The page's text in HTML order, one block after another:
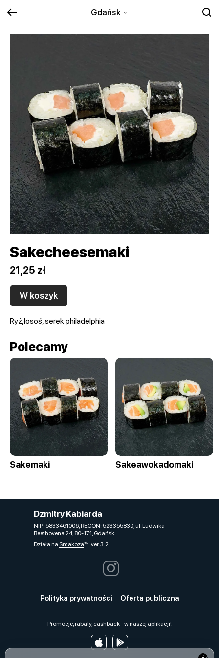
Gdańsk
Sakecheesemaki
21,25 zł
W koszyk
Ryż,łosoś, serek philadelphia
Polecamy
Sakemaki Sakeawokadomaki
Dzmitry Kabiarda
NIP: 5833461006, REGON: 523355830, ul. Ludwika
Beethovena 24, 80-171, Gdańsk
Działa na Smakozaver. 3.2
Polityka prywatności Oferta publiczna
Promocje, rabaty, cashback - w naszej aplikacji!